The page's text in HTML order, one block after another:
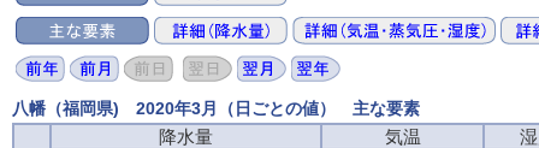
八幡（福岡県) 2020年3月（日ごとの値） 主な要素
降水量 気温